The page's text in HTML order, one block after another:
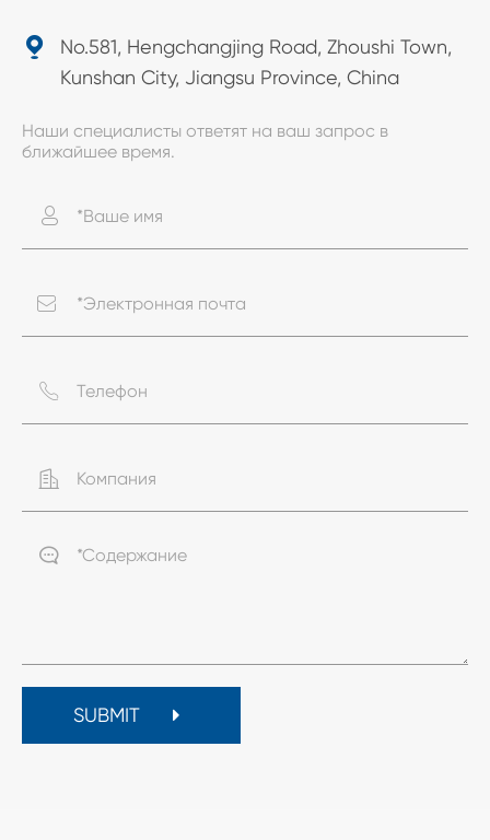

No.581, Hengchangjing Road, Zhoushi Town,
Kunshan City, Jiangsu Province, China
Наши специалисты ответят на ваш запрос в
ближайшее время.





SUBMIT